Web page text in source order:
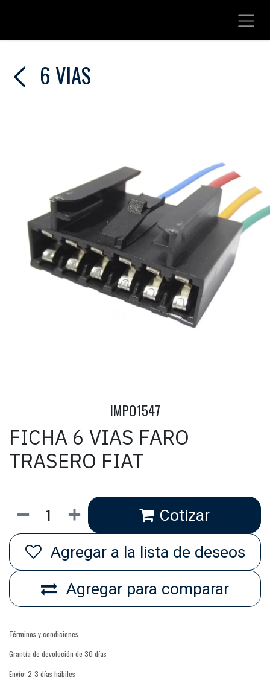
6 VIAS
IMPO1547
FICHA 6 VIAS FARO
TRASERO FIAT
Cotizar
Agregar para comparar
Agregar a la lista de deseos
Términos y condiciones
Grantía de devolución de 30 días
Envío: 2-3 días hábiles